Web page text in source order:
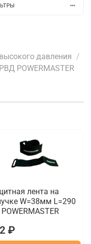
давления
POWERMASTER
лента на
W=38мм L=290
₽